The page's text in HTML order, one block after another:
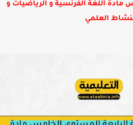
مادة اللغة الفرنسية و الرياضيات و
العلمي